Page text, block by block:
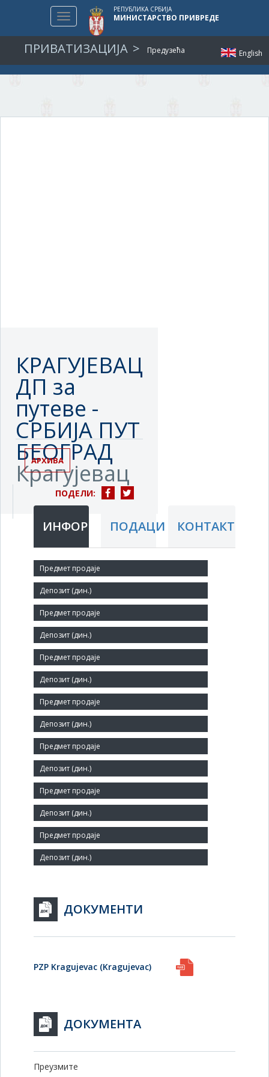
English
Toggle
navigation
РЕПУБЛИКА СРБИЈА
МИНИСТАРСТВО ПРИВРЕДЕ
ПРИВАТИЗАЦИЈА Предузећа
КРАГУЈЕВАЦ
ДП за
путеве -
СРБИЈА ПУТ
БЕОГРАД
Крагујевац
АРХИВА
ПОДЕЛИ:
ИНФОРМАЦИЈЕПОДАЦИ КОНТАКТ
Краћи назив:
КРАГУЈЕВАЦ ДП за путеве - СРБИЈА ПУТ БЕОГРАД
Правни статус:
ДП
Делатност:
Изградња путева и аутопутева
Матични број:
07165897
Величина:
Велико
Број запослених:
463
Заступник:
ДОКУМЕНТИ
PZP Kragujevac (Kragujevac)
ДОКУМЕНТА
Преузмите